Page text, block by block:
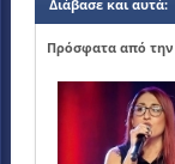
Διάβασε και αυτά:
Πρόσφατα από την